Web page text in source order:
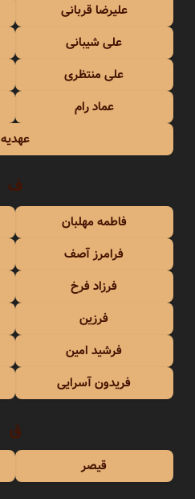
علیرضا قربانی
علی شیبانی
علی منتظری
عماد رام
عهدیه
ف
فاطمه مهلبان
فرامرز آصف
فرزاد فرخ
فرزین
فرشید امین
فریدون آسرایی
ق
قیصر